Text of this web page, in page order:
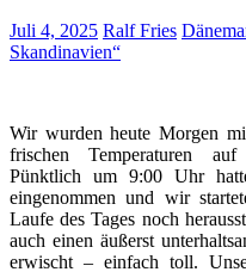
Juli 4, 2025 Ralf Fries
Skandinavien“
Wir wurden heute Morgen
frischen Temperaturen
Pünktlich um 9:00 Uhr
eingenommen und wir
Laufe des Tages noch
auch einen äußerst
erwischt – einfach toll.